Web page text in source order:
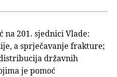
na 201. sjednici Vlade:
a sprječavanje frakture;
državnih
je pomoć